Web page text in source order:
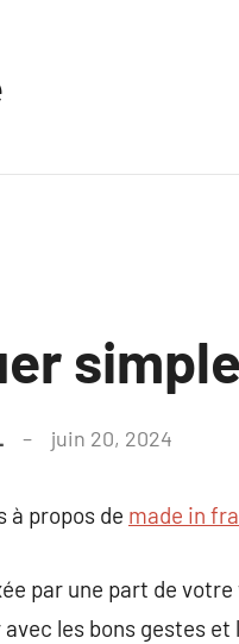
juin 20, 2024
à propos de made in
par une part de
les bons gestes